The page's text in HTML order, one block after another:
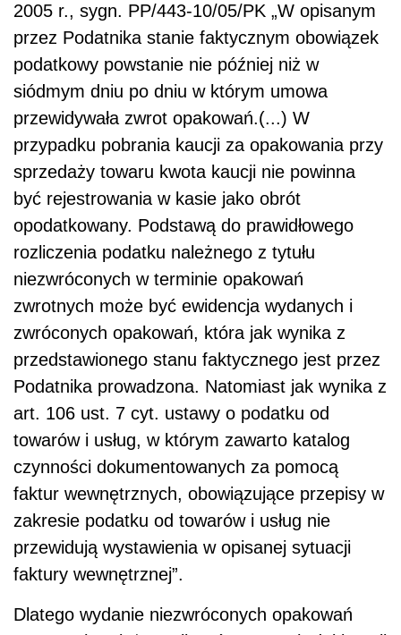
2005 r., sygn. PP/443-10/05/PK „W opisanym
przez Podatnika stanie faktycznym obowiązek
podatkowy powstanie nie później niż w
siódmym dniu po dniu w którym umowa
przewidywała zwrot opakowań.(...) W
przypadku pobrania kaucji za opakowania przy
sprzedaży towaru kwota kaucji nie powinna
być rejestrowania w kasie jako obrót
opodatkowany. Podstawą do prawidłowego
rozliczenia podatku należnego z tytułu
niezwróconych w terminie opakowań
zwrotnych może być ewidencja wydanych i
zwróconych opakowań, która jak wynika z
przedstawionego stanu faktycznego jest przez
Podatnika prowadzona. Natomiast jak wynika z
art. 106 ust. 7 cyt. ustawy o podatku od
towarów i usług, w którym zawarto katalog
czynności dokumentowanych za pomocą
faktur wewnętrznych, obowiązujące przepisy w
zakresie podatku od towarów i usług nie
przewidują wystawienia w opisanej sytuacji
faktury wewnętrznej”.
Dlatego wydanie niezwróconych opakowań